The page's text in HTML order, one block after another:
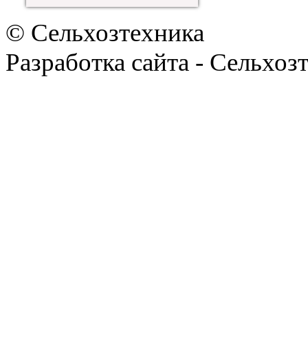
© Сельхозтехника
Разработка сайта -